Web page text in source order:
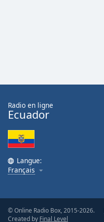
modal
window.
Beginning
dialog
window.
Escape
cancel
and
Radio en ligne
Ecuador
Langue:
Français
© Online Radio Box, 2015-2026.
Created by Final Level